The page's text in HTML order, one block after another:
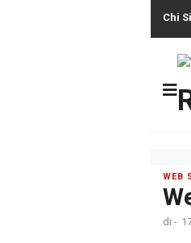
Chi
WEB
di -